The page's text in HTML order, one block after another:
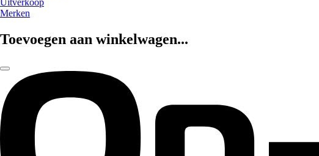
Merken
Toevoegen aan winkelwagen...